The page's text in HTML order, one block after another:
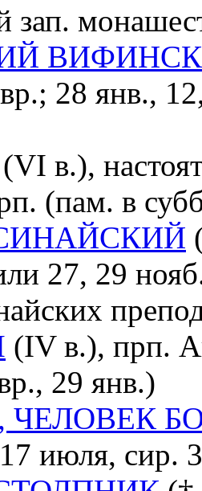
зап.
28 янв.,
(VI в.),
(пам. в
27, 29
(IV в.), прп.
29 янв.)
ЧЕЛОВЕК
июля, сир.